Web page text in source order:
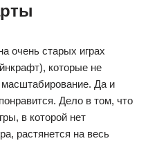
очень старых играх
которые не
Да и
Дело в том, что
в которой нет
растянется на весь